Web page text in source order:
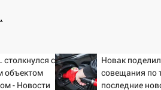
с
объектом
- Новости
Новак
совещания по
последние